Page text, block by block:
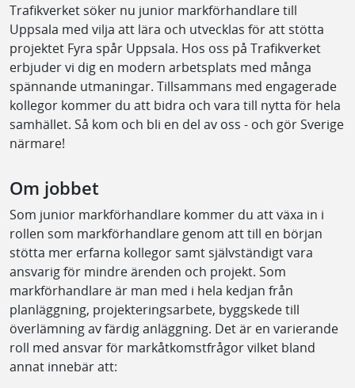
Trafikverket söker nu junior markförhandlare till
Uppsala med vilja att lära och utvecklas för att stötta
projektet Fyra spår Uppsala. Hos oss på Trafikverket
erbjuder vi dig en modern arbetsplats med många
spännande utmaningar. Tillsammans med engagerade
kollegor kommer du att bidra och vara till nytta för hela
samhället. Så kom och bli en del av oss - och gör Sverige
närmare!
Om jobbet
Som junior markförhandlare kommer du att växa in i
rollen som markförhandlare genom att till en början
stötta mer erfarna kollegor samt självständigt vara
ansvarig för mindre ärenden och projekt. Som
markförhandlare är man med i hela kedjan från
planläggning, projekteringsarbete, byggskede till
överlämning av färdig anläggning. Det är en varierande
roll med ansvar för markåtkomstfrågor vilket bland
annat innebär att: